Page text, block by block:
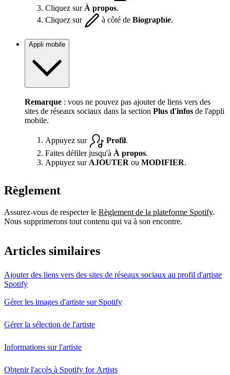
Cliquez sur À propos.
Cliquez sur
à côté de Biographie.
Appli mobile
Remarque : vous ne pouvez pas ajouter de liens vers des
sites de réseaux sociaux dans la section Plus d'infos de l'appli
mobile.
Appuyez sur Profil.
Faites défiler jusqu'à À propos.
Appuyez sur AJOUTER ou MODIFIER.
Règlement
Assurez-vous de respecter le Règlement de la plateforme Spotify.
Nous supprimerons tout contenu qui va à son encontre.
Articles similaires
Ajouter des liens vers des sites de réseaux sociaux au profil d'artiste
Spotify
Gérer les images d'artiste sur Spotify
Gérer la sélection de l'artiste
Informations sur l'artiste
Obtenir l'accès à Spotify for Artists